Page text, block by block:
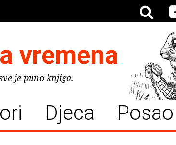
vremena
je puno knjiga.
Djeca Posao